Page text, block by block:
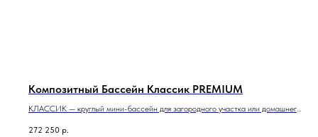
Композитный Бассейн Классик PREMIUM
КЛАССИК — круглый мини-бассейн для загородного участка или домашнего
2,5 м x 2,5 м x 1,3 м
272 250 р.